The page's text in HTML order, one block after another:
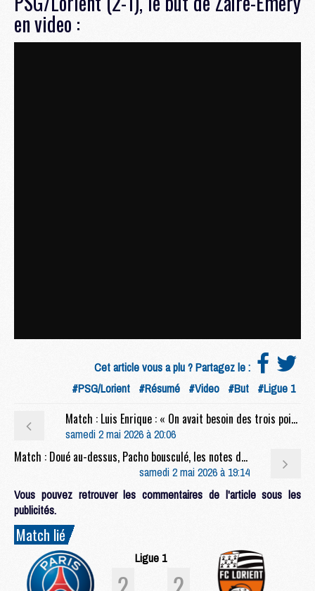
en video :
Cet article vous a plu ? Partagez le :
#PSG/Lorient #Résumé #Video #But #Ligue 1
Match : Luis Enrique : « On avait besoin des trois points »
samedi 2 mai 2026 à 20:06
Match : Doué au-dessus, Pacho bousculé, les notes de PSG/Lorient (2-2)
samedi 2 mai 2026 à 19:14
Vous pouvez retrouver les commentaires de l'article sous les
publicités.
Match lié
Ligue 1